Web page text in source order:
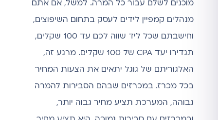
מוכנים לשלם עבור כל המרה. למשל, אם אתם
מנהלים קמפיין לידים לעסק בתחום השיפוצים,
וחישבתם שכל ליד שווה לכם עד 100 שקלים,
תגדירו יעד CPA של 100 שקלים. מרגע זה,
האלגוריתם של גוגל יתאים את הצעות המחיר
בכל מכרז. במכרזים שבהם הסבירות להמרה
גבוהה, המערכת תציע מחיר גבוה יותר,